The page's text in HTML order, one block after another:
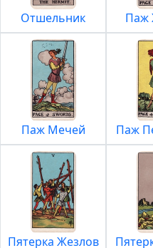
Отшельник Паж
Паж Мечей Паж
Пятерка Жезлов